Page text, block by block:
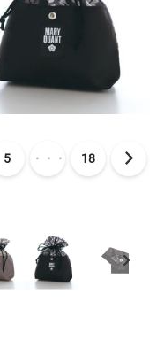
5 ・・・ 18